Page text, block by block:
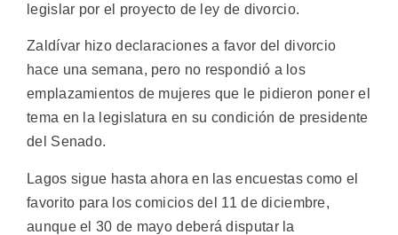
legislar por el proyecto de ley de divorcio.
Zaldívar hizo declaraciones a favor del divorcio
hace una semana, pero no respondió a los
emplazamientos de mujeres que le pidieron poner el
tema en la legislatura en su condición de presidente
del Senado.
Lagos sigue hasta ahora en las encuestas como el
favorito para los comicios del 11 de diciembre,
aunque el 30 de mayo deberá disputar la